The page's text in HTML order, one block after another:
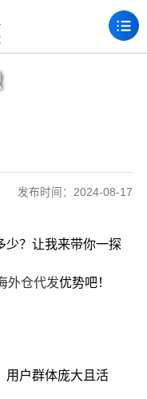
发布时间：2024-08-17
少？让我来带你一探
外仓代发优势吧！
用户群体庞大且活